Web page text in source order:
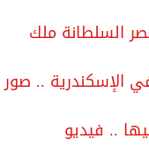
الإسكندرية .. صور